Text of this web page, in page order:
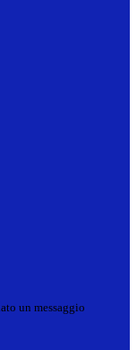
un messaggio